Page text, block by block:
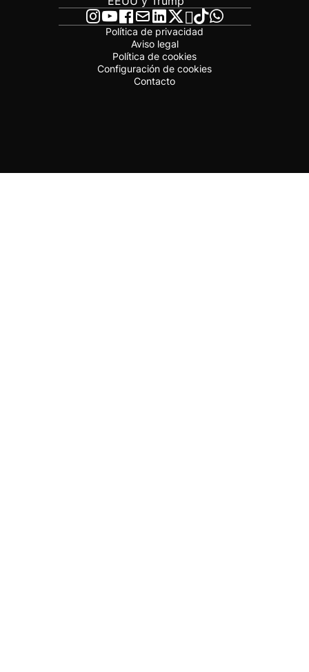
Política de privacidad
Aviso legal
Política de cookies
Configuración de cookies
Contacto